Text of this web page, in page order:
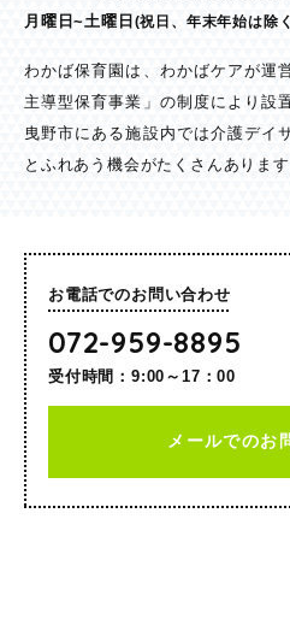
月曜日~土曜日(祝日、年末年始は除
わかば保育園は、わかばケアが運
主導型保育事業」の制度により設
曳野市にある施設内では介護デイ
とふれあう機会がたくさんあります
お電話でのお問い合わせ
072-959-8895
受付時間：9:00～17：00
メールでのお